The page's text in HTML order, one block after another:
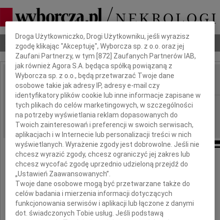
Nekrologi Odeszli Poradnik pogrzebowy
IMIĘ I NAZWISKO:
REGION: Wrocław
DATA EMISJI: 09.10.2010
Wyrazy głębokiego żalu
Sędzi Beacie Stachowiak
z powodu śmierci
Dbamy o Twoją prywatność
Droga Użytkowniczko, Drogi Użytkowniku, jeśli wyrazisz
zgodę klikając "Akceptuję", Wyborcza sp. z o.o. oraz jej
Zaufani Partnerzy, w tym [872 ] Zaufanych Partnerów IAB,
jak również Agora S.A. będąca spółką powiązaną z
Wyborcza sp. z o.o., będą przetwarzać Twoje dane
osobowe takie jak adresy IP, adresy e-mail czy
identyfikatory plików cookie lub inne informacje zapisane w
tych plikach do celów marketingowych, w szczególności
na potrzeby wyświetlania reklam dopasowanych do
Twoich zainteresowań i preferencji w swoich serwisach,
aplikacjach i w Internecie lub personalizacji treści w nich
wyświetlanych. Wyrażenie zgody jest dobrowolne. Jeśli nie
chcesz wyrazić zgody, chcesz ograniczyć jej zakres lub
chcesz wycofać zgodę uprzednio udzieloną przejdź do
„Ustawień Zaawansowanych”.
Twoje dane osobowe mogą być przetwarzane także do
celów badania i mierzenia informacji dotyczących
funkcjonowania serwisów i aplikacji lub łączone z danymi
dot. świadczonych Tobie usług. Jeśli podstawą